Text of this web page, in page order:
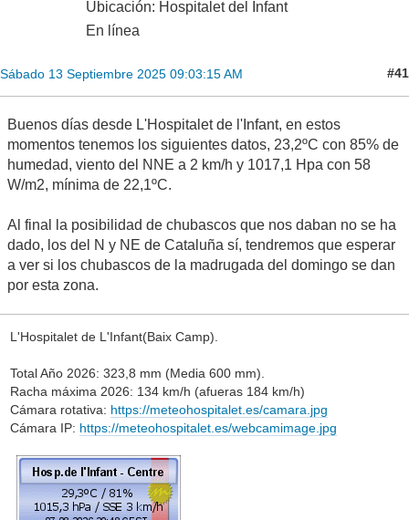
Ubicación: Hospitalet del Infant
En línea
Sábado 13 Septiembre 2025 09:03:15 AM #41
Buenos días desde L'Hospitalet de l'Infant, en estos
momentos tenemos los siguientes datos, 23,2ºC con 85% de
humedad, viento del NNE a 2 km/h y 1017,1 Hpa con 58
W/m2, mínima de 22,1ºC.
Al final la posibilidad de chubascos que nos daban no se ha
dado, los del N y NE de Cataluña sí, tendremos que esperar
a ver si los chubascos de la madrugada del domingo se dan
por esta zona.
L'Hospitalet de L'Infant(Baix Camp).
Total Año 2026: 323,8 mm (Media 600 mm).
Racha máxima 2026: 134 km/h (afueras 184 km/h)
Cámara rotativa: https://meteohospitalet.es/camara.jpg
Cámara IP: https://meteohospitalet.es/webcamimage.jpg